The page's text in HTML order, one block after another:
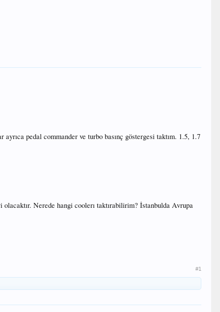
pedal commander ve turbo basınç göstergesi taktım. 1.5, 1.7
Nerede hangi coolerı taktırabilirim? İstanbulda Avrupa
#1